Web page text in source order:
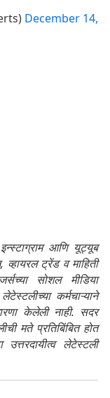
December 14,
आणि यूट्यूब
ट्रेंड व माहिती
सोशल मीडिया
कर्मचाऱ्याने
केलेली नाही. सदर
मते प्रतिबिंबित होत
लेटेस्टली